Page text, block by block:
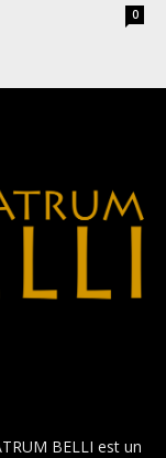
0
BELLI est un